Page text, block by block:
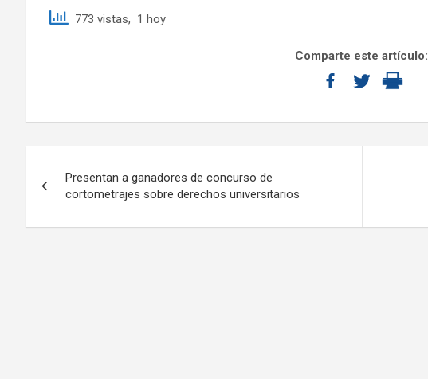
773 vistas, 1 hoy
Comparte este artículo:
Presentan a ganadores de concurso de
cortometrajes sobre derechos universitarios